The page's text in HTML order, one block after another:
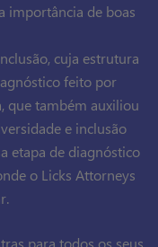
importância de boas
cuja estrutura
feito por
que também auxiliou
e inclusão
etapa de diagnóstico
o Licks Attorneys
para todos os seus